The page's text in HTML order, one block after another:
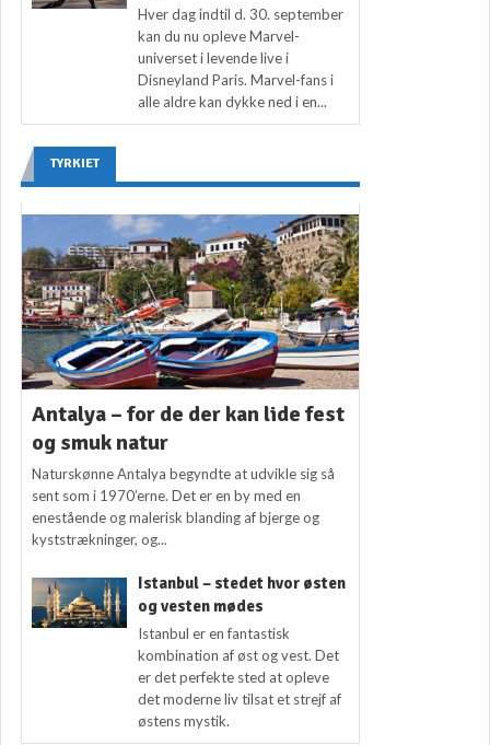
Hver dag indtil d. 30. september
kan du nu opleve Marvel-
universet i levende live i
Disneyland Paris. Marvel-fans i
alle aldre kan dykke ned i en...
TYRKIET
Antalya – for de der kan lide fest
og smuk natur
Naturskønne Antalya begyndte at udvikle sig så
sent som i 1970’erne. Det er en by med en
enestående og malerisk blanding af bjerge og
kyststrækninger, og...
Istanbul – stedet hvor østen
og vesten mødes
Istanbul er en fantastisk
kombination af øst og vest. Det
er det perfekte sted at opleve
det moderne liv tilsat et strejf af
østens mystik.